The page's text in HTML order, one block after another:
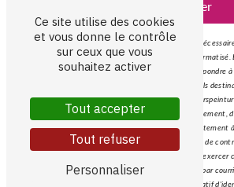
Envoyer
** Les données personnelles communiquées sont
contacter et sont enregistrées dans un fichier informatisé.
Décors et ses sous-traitants dans le seul but de répondre
données collectées seront communiquées aux seuls
Décors 54 B Rue Briere 14120 Mondeville
disposez de droits d’accès, de rectification, d’effacement,
limitation, d’opposition, de retrait de votre consentement
d’introduire une réclamation auprès d’une autorité de
le sort de vos données post-mortem. Vous pouvez exercer
à l'adresse 54 B Rue Briere 14120 Mondeville ou par
l'adresse jadecorspeinture@gmail.com. Un justificatif
Ce site utilise des cookies
et vous donne le contrôle
sur ceux que vous
souhaitez activer
Tout accepter
Tout refuser
Personnaliser